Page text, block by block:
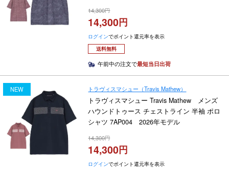
14,300
14,300
ログインでポイント還元率を表示
送料無料
午前中の注文で最短当日出荷
NEW トラヴィスマシュー（Travis Mathew）
トラヴィスマシュー Travis Mathew メンズ
ハウンドトゥース チェストライン 半袖 ポロ
シャツ 7AP004 2026年モデル
14,300
14,300
ログインでポイント還元率を表示